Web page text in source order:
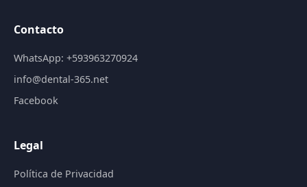
Contacto
WhatsApp: +593963270924
info@dental-365.net
Facebook
Legal
Política de Privacidad